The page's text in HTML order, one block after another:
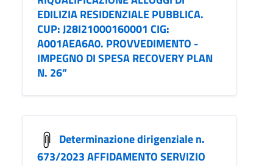
EDILIZIA RESIDENZIALE PUBBLICA.
CUP: J28I21000160001 CIG:
A001AEA6A0. PROVVEDIMENTO -
IMPEGNO DI SPESA RECOVERY PLAN
N. 26”
Determinazione dirigenziale n.
673/2023 AFFIDAMENTO SERVIZIO